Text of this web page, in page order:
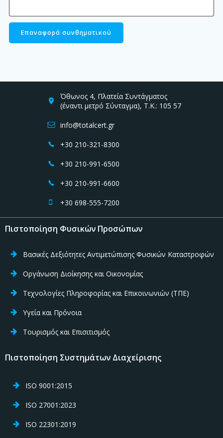
Επαναφορά συνθηματικού
Όθωνος 4, Πλατεία Συντάγματος
(έναντι μετρό Σύνταγμα), Τ.Κ.: 105 57
info@totalcert.gr
+30 210-321-8300
+30 210-991-6500
+30 210-991-6600
+30 698-555-7200
Πιστοποίηση Φυσικών Προσώπων
Βασικές Δεξιότητες Αντιμετώπισης Φυσικών Καταστροφών
Οργάνωση Διοίκησης και Οικονομίας
Τεχνολογίες Πληροφορίας και Επικοινωνιών (ΤΠΕ)
Υγεία και Πρόνοια
Τουρισμός και Επισιτισμός
Πιστοποίηση Συστημάτων Διαχείρισης
ISO 9001:2015
ISO 27001:2023
ISO 22301:2019